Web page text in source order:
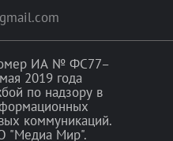
ИА № ФС77–
2019 года
по надзору в
коммуникаций.
"Медиа Мир".